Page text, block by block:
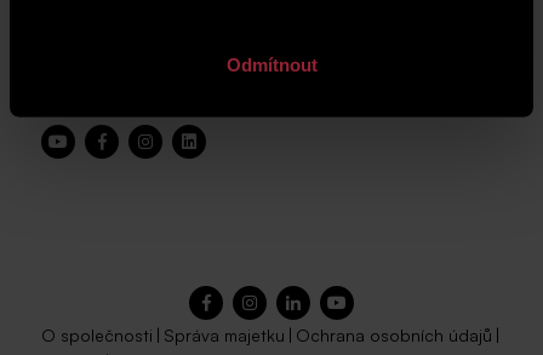
Odmítnout
O společnosti | Správa majetku | Ochrana osobních údajů |